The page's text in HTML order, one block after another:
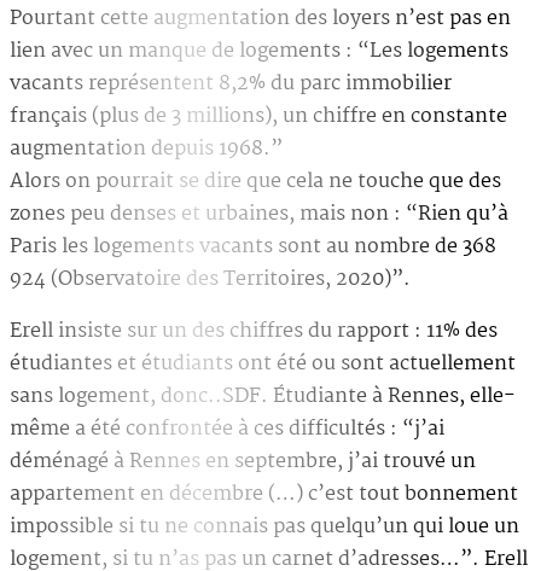
Pourtant cette augmentation des loyers n’est pas en
lien avec un manque de logements : “Les logements
vacants représentent 8,2% du parc immobilier
français (plus de 3 millions), un chiffre en constante
augmentation depuis 1968.”
Alors on pourrait se dire que cela ne touche que des
zones peu denses et urbaines, mais non : “Rien qu’à
Paris les logements vacants sont au nombre de 368
924 (Observatoire des Territoires, 2020)”.
Erell insiste sur un des chiffres du rapport : 11% des
étudiantes et étudiants ont été ou sont actuellement
sans logement, donc..SDF. Étudiante à Rennes, elle-
même a été confrontée à ces difficultés : “j’ai
déménagé à Rennes en septembre, j’ai trouvé un
appartement en décembre (…) c’est tout bonnement
impossible si tu ne connais pas quelqu’un qui loue un
logement, si tu n’as pas un carnet d’adresses…”. Erell